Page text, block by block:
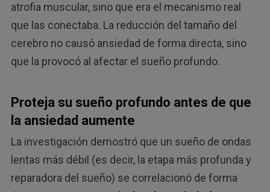
atrofia muscular, sino que era el mecanismo real
que las conectaba. La reducción del tamaño del
cerebro no causó ansiedad de forma directa, sino
que la provocó al afectar el sueño profundo.
Proteja su sueño profundo antes de que
la ansiedad aumente
La investigación demostró que un sueño de ondas
lentas más débil (es decir, la etapa más profunda y
reparadora del sueño) se correlacionó de forma